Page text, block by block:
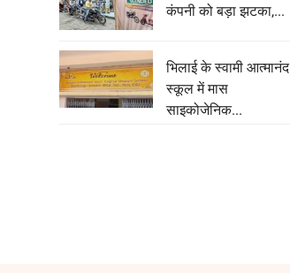
कंपनी को बड़ा झटका,...
भिलाई के स्वामी आत्मानंद
स्कूल में मास
साइकोजेनिक...